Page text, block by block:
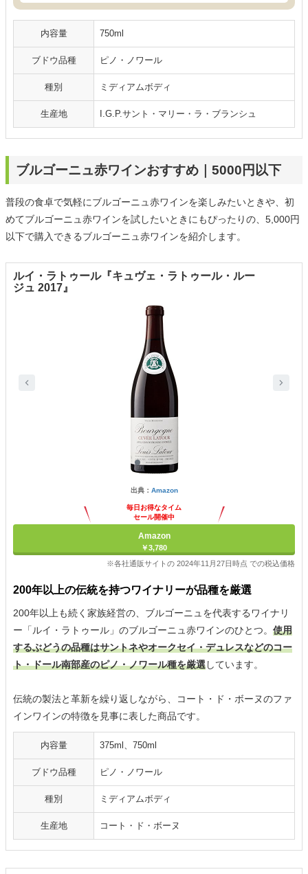
内容量 750ml
ブドウ品種 ピノ・ノワール
種別 ミディアムボディ
生産地 I.G.P.サント・マリー・ラ・ブランシュ
ブルゴーニュ赤ワインおすすめ｜5000円以下
普段の食卓で気軽にブルゴーニュ赤ワインを楽しみたいときや、初
めてブルゴーニュ赤ワインを試したいときにもぴったりの、5,000円
以下で購入できるブルゴーニュ赤ワインを紹介します。
ルイ・ラトゥール『キュヴェ・ラトゥール・ルー
ジュ 2017』
出典： Amazon
毎日お得なタイム
セール開催中
Amazon
￥3,780
※各社通販サイトの 2024年11月27日時点 での税込価格
200年以上の伝統を持つワイナリーが品種を厳選
200年以上も続く家族経営の、ブルゴーニュを代表するワイナリ
ー「ルイ・ラトゥール」のブルゴーニュ赤ワインのひとつ。 使用
するぶどうの品種はサントネやオークセイ・デュレスなどのコー
ト・ドール南部産のピノ・ノワール種を厳選しています。
伝統の製法と革新を繰り返しながら、コート・ド・ボーヌのファ
インワインの特徴を見事に表した商品です。
内容量 375ml、750ml
ブドウ品種 ピノ・ノワール
種別 ミディアムボディ
生産地 コート・ド・ボーヌ